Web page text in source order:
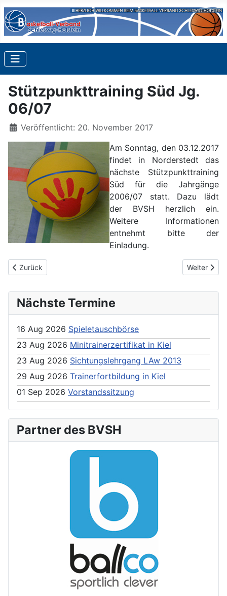
Stützpunkttraining Süd Jg.
06/07
Details
Veröffentlicht: 20. November 2017
Am Sonntag, den 03.12.2017
findet in Norderstedt das
nächste Stützpunkttraining
Süd für die Jahrgänge
2006/07 statt. Dazu lädt
der BVSH herzlich ein.
Weitere Informationen
entnehmt bitte der
Einladung.
Previous article: Absage Stützpunkttraining Mädchen
Zurück Next
Weiter
Nächste Termine
16 Aug 2026 Spieletauschbörse
23 Aug 2026 Minitrainerzertifikat in Kiel
23 Aug 2026 Sichtungslehrgang LAw 2013
29 Aug 2026 Trainerfortbildung in Kiel
01 Sep 2026 Vorstandssitzung
Partner des BVSH